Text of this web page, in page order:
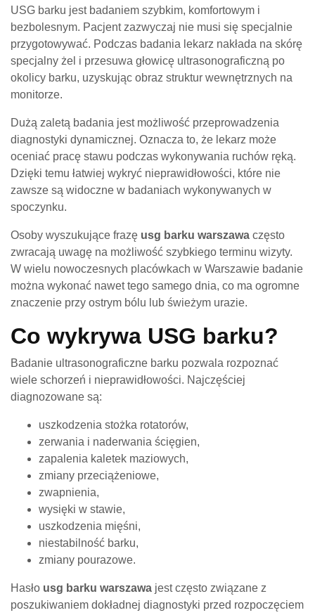
USG barku jest badaniem szybkim, komfortowym i
bezbolesnym. Pacjent zazwyczaj nie musi się specjalnie
przygotowywać. Podczas badania lekarz nakłada na skórę
specjalny żel i przesuwa głowicę ultrasonograficzną po
okolicy barku, uzyskując obraz struktur wewnętrznych na
monitorze.
Dużą zaletą badania jest możliwość przeprowadzenia
diagnostyki dynamicznej. Oznacza to, że lekarz może
oceniać pracę stawu podczas wykonywania ruchów ręką.
Dzięki temu łatwiej wykryć nieprawidłowości, które nie
zawsze są widoczne w badaniach wykonywanych w
spoczynku.
Osoby wyszukujące frazę usg barku warszawa często
zwracają uwagę na możliwość szybkiego terminu wizyty.
W wielu nowoczesnych placówkach w Warszawie badanie
można wykonać nawet tego samego dnia, co ma ogromne
znaczenie przy ostrym bólu lub świeżym urazie.
Co wykrywa USG barku?
Badanie ultrasonograficzne barku pozwala rozpoznać
wiele schorzeń i nieprawidłowości. Najczęściej
diagnozowane są:
uszkodzenia stożka rotatorów,
zerwania i naderwania ścięgien,
zapalenia kaletek maziowych,
zmiany przeciążeniowe,
zwapnienia,
wysięki w stawie,
uszkodzenia mięśni,
niestabilność barku,
zmiany pourazowe.
Hasło usg barku warszawa jest często związane z
poszukiwaniem dokładnej diagnostyki przed rozpoczęciem